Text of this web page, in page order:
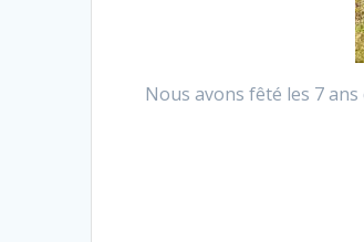
Nous avons fêté les 7